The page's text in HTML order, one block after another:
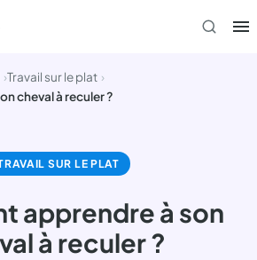
Travail sur le plat
cheval à reculer ?
SUR LE PLAT
apprendre à son
à reculer ?